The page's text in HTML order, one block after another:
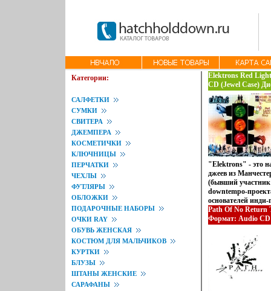
Категории:
САЛФЕТКИ
СУМКИ
СВИТЕРА
ДЖЕМПЕРА
КОСМЕТИЧКИ
КЛЮЧНИЦЫ
ПЕРЧАТКИ
ЧЕХЛЫ
ФУТЛЯРЫ
ОБЛОЖКИ
ПОДАРОЧНЫЕ НАБОРЫ
ОЧКИ RAY
ОБУВЬ ЖЕНСКАЯ
КОСТЮМ ДЛЯ МАЛЬЧИКОВ
КУРТКИ
БЛУЗЫ
ШТАНЫ ЖЕНСКИЕ
САРАФАНЫ
Elektrons Red
CD (Jewel Case)
"Группа Союз"
Характеристики
Альбом:
"Elektrons" - это
джеев из
(бывший участник
downtempo-
основателей
Automatic
Light Don't Stop" -
звучания
исключительно
хопа, джаза,
техно и фанка
тех, кому по
Path Of No Return
Формат: Audio CD
Союз"
Характеристики
Сборник: